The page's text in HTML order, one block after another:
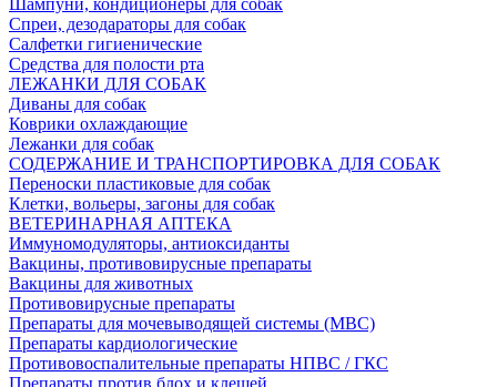
Шампуни, кондиционеры для собак
Спреи, дезодараторы для собак
Салфетки гигиенические
Средства для полости рта
ЛЕЖАНКИ ДЛЯ СОБАК
Диваны для собак
Коврики охлаждающие
Лежанки для собак
СОДЕРЖАНИЕ И ТРАНСПОРТИРОВКА ДЛЯ СОБАК
Переноски пластиковые для собак
Клетки, вольеры, загоны для собак
ВЕТЕРИНАРНАЯ АПТЕКА
Иммуномодуляторы, антиоксиданты
Вакцины, противовирусные препараты
Вакцины для животных
Противовирусные препараты
Препараты для мочевыводящей системы (МВС)
Препараты кардиологические
Противовоспалительные препараты НПВС / ГКС
Препараты против блох и клещей